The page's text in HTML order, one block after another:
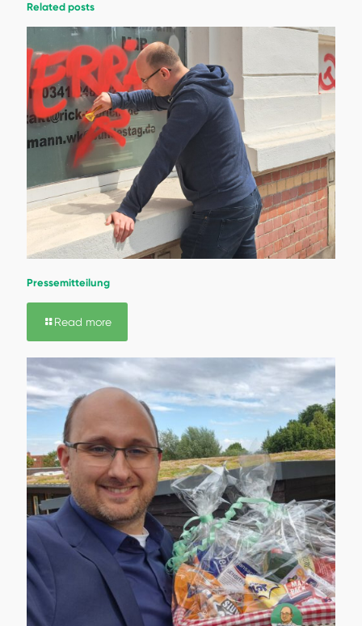
Related posts
Pressemitteilung
Read more